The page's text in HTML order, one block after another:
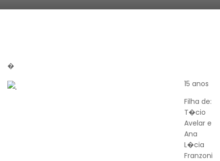
�
15 anos
Filha de:
T�cio
Avelar e
Ana
L�cia
Franzoni